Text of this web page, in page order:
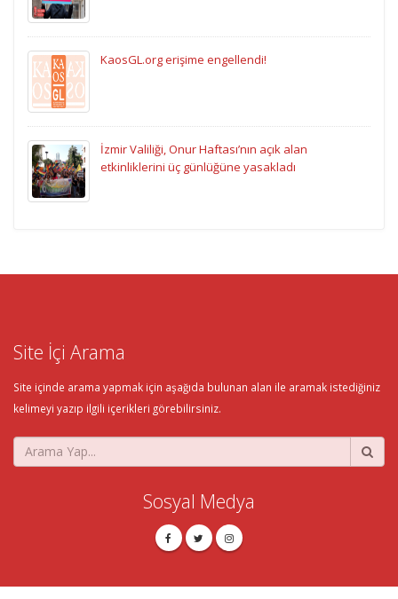
KaosGL.org erişime engellendi!
İzmir Valiliği, Onur Haftası’nın açık alan
etkinliklerini üç günlüğüne yasakladı
Site İçi Arama
Site içinde arama yapmak için aşağıda bulunan alan ile aramak istediğiniz
kelimeyi yazıp ilgili içerikleri görebilirsiniz.
Sosyal Medya